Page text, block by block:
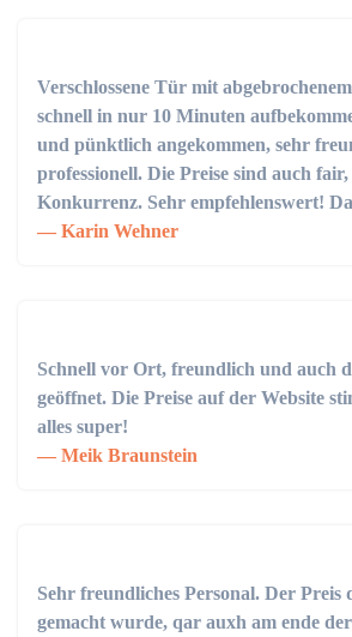
Verschlossene Tür mit
schnell in nur 10 Minuten
und pünktlich angekommen, sehr
professionell. Die Preise sind auch
Konkurrenz. Sehr empfehlenswert!
Karin Wehner
Schnell vor Ort, freundlich und auch
geöffnet. Die Preise auf der Website
alles super!
Meik Braunstein
Sehr freundliches Personal. Der Preis
gemacht wurde, qar auxh am ende